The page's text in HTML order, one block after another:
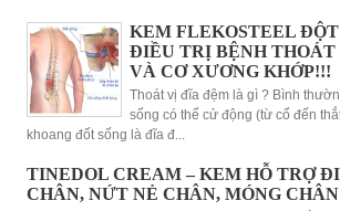
KEM FLEKOSTEEL
ĐIỀU TRỊ BỆNH
VÀ CƠ XƯƠNG KHỚP!!!
Thoát vị đĩa đệm là gì ? Bình
sống có thể cử động (từ cổ đến
khoang đốt sống là đĩa đ...
TINEDOL CREAM – KEM HỖ TRỢ
CHÂN, NỨT NẺ CHÂN, MÓNG